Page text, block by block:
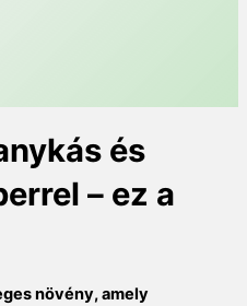
és
– ez a
növény, amely